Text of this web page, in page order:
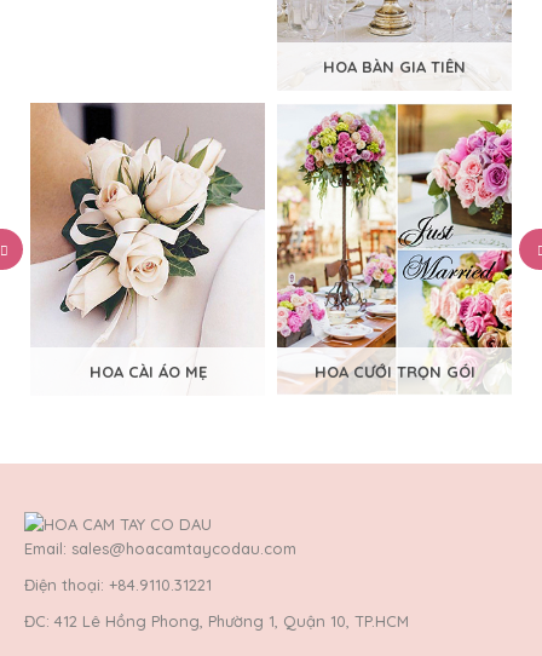
HOA BÀN GIA TIÊN
HOA CÀI ÁO MẸ HOA CƯỚI TRỌN GÓI
Email: sales@hoacamtaycodau.com
Điện thoại: +84.9110.31221
ĐC: 412 Lê Hồng Phong, Phường 1, Quận 10, TP.HCM